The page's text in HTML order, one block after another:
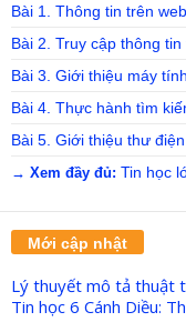
Bài 1. Thông tin trên web
Bài 2. Truy cập thông
Bài 3. Giới thiệu máy
Bài 4. Thực hành tìm
Bài 5. Giới thiệu thư
→ Xem đầy đủ: Tin học
Mới cập nhật
Lý thuyết mô tả thuật
Tin học 6 Cánh Diều: